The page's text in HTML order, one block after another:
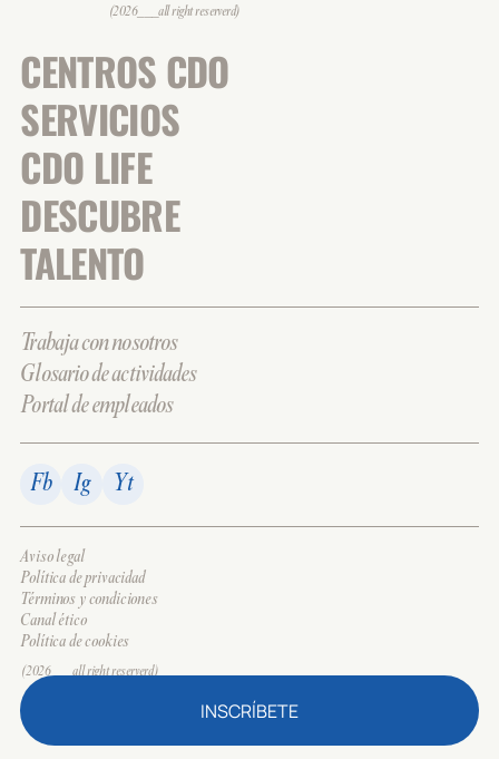
INSCRÍBETE
(2026___all right reserverd)
CENTROS CDO
SERVICIOS
CDO LIFE
DESCUBRE
TALENTO
Trabaja con nosotros
Glosario de actividades
Portal de empleados
Fb Ig Yt
Aviso legal
Política de privacidad
Términos y condiciones
Canal ético
Política de cookies
(2026___all right reserverd)